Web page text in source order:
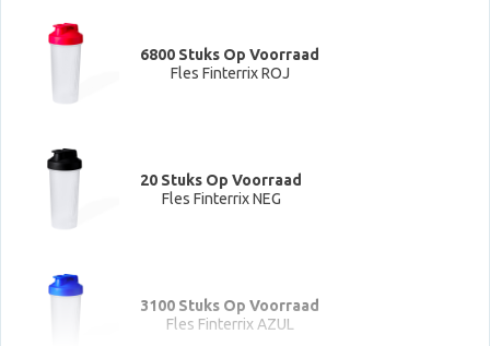
6800 Stuks Op Voorraad
Fles Finterrix ROJ
20 Stuks Op Voorraad
Fles Finterrix NEG
3100 Stuks Op Voorraad
Fles Finterrix AZUL